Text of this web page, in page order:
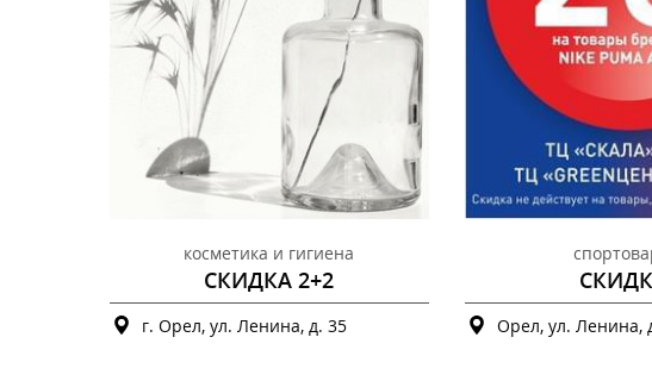
косметика и гигиена
СКИДКА 2+2
г. Орел, ул. Ленина, д. 35 Орел, ул. Ленина,